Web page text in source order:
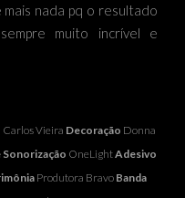
nada pq o resultado
muito incrível e
Carlos Vieira Decoração Donna
Sonorização OneLightAdesivo
Produtora Bravo Banda